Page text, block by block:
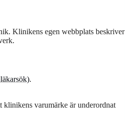
Klinikens egen webbplats beskriver
.
klinikens varumärke är underordnat